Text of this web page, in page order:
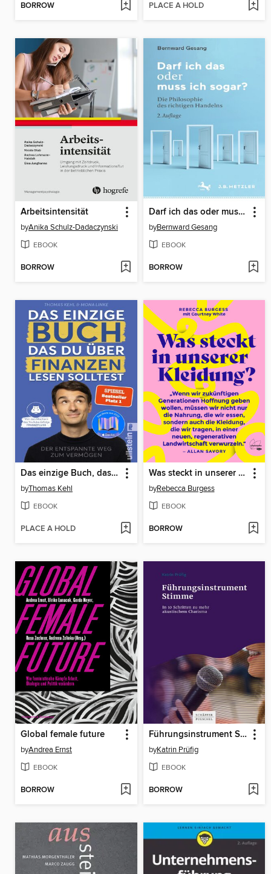
BORROW PLACE A HOLD
Arbeitsintensität
byAnika Schulz-Dadaczynski
EBOOK
BORROW
Darf ich das oder muss ich sogar?
byBernward Gesang
EBOOK
BORROW
Das einzige Buch, das Du über Finanzen lesen solltest
byThomas Kehl
EBOOK
PLACE A HOLD
Was steckt in unserer Kleidung?
byRebecca Burgess
EBOOK
BORROW
Global female future
byAndrea Ernst
EBOOK
BORROW
Führungsinstrument Stimme
byKatrin Prüfig
EBOOK
BORROW